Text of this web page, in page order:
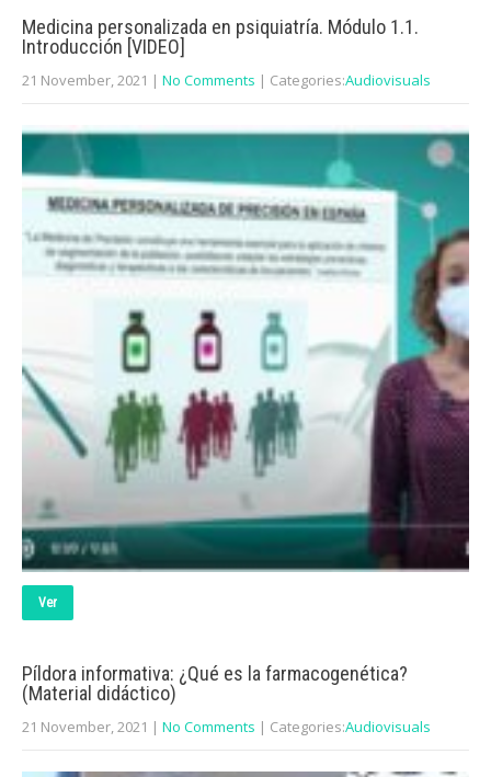
Medicina personalizada en psiquiatría. Módulo 1.1.
Introducción [VIDEO]
21 November, 2021 | No Comments | Categories:Audiovisuals
Ver
Píldora informativa: ¿Qué es la farmacogenética?
(Material didáctico)
21 November, 2021 | No Comments | Categories:Audiovisuals